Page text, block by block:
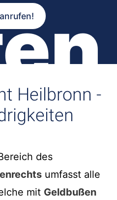
Heilbronn -
des
umfasst alle
mit Geldbußen